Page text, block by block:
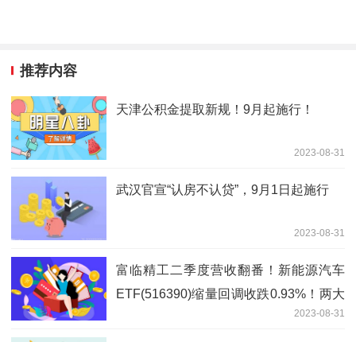
推荐内容
天津公积金提取新规！9月起施行！
2023-08-31
武汉官宣“认房不认贷”，9月1日起施行
2023-08-31
富临精工二季度营收翻番！新能源汽车
ETF(516390)缩量回调收跌0.93%！两大
2023-08-31